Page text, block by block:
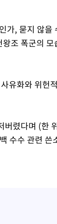
가, 묻지 않
조 폭군의
유화와 위헌
렸다며 (한
수수 관련